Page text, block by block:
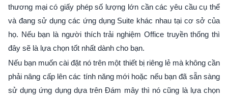
thương mại có giấy phép số lượng lớn cần các yêu cầu cụ thể
và đang sử dụng các ứng dụng Suite khác nhau tại cơ sở của
họ. Nếu bạn là người thích trải nghiệm Office truyền thống thì
đây sẽ là lựa chọn tốt nhất dành cho bạn.
Nếu bạn muốn cài đặt nó trên một thiết bị riêng lẻ mà không cần
phải nâng cấp lên các tính năng mới hoặc nếu bạn đã sẵn sàng
sử dụng ứng dụng dựa trên Đám mây thì nó cũng là lựa chọn